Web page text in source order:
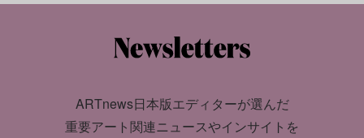
ARTnews日本版エディターが選んだ
重要アート関連ニュースやインサイトを